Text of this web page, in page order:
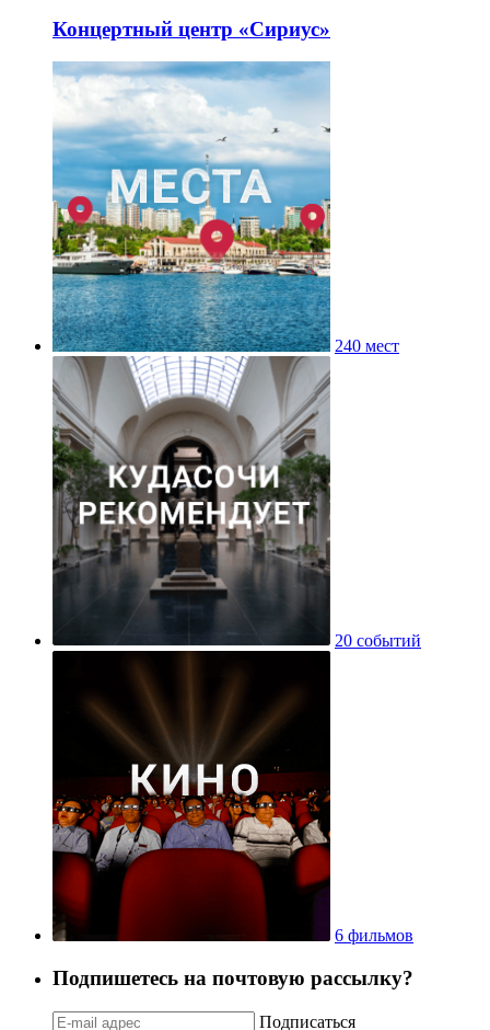
Концертный центр «Сириус»
240 мест
20 событий
6 фильмов
Подпишетесь на почтовую рассылку?
Подписаться